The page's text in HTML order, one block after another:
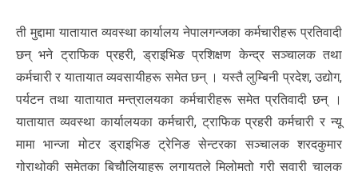
ती मुद्दामा यातायात व्यवस्था कार्यालय नेपालगन्जका कर्मचारीहरू प्रतिवादी
छन् भने ट्राफिक प्रहरी, ड्राइभिङ प्रशिक्षण केन्द्र सञ्चालक तथा
कर्मचारी र यातायात व्यवसायीहरू समेत छन् । यस्तै लुम्बिनी प्रदेश, उद्योग,
पर्यटन तथा यातायात मन्त्रालयका कर्मचारीहरू समेत प्रतिवादी छन् ।
यातायात व्यवस्था कार्यालयका कर्मचारी, ट्राफिक प्रहरी कर्मचारी र न्यू
मामा भान्जा मोटर ड्राइभिङ ट्रेनिङ सेन्टरका सञ्चालक शरदकुमार
गोराथोकी समेतका बिचौलियाहरू लगायतले मिलोमतो गरी सवारी चालक